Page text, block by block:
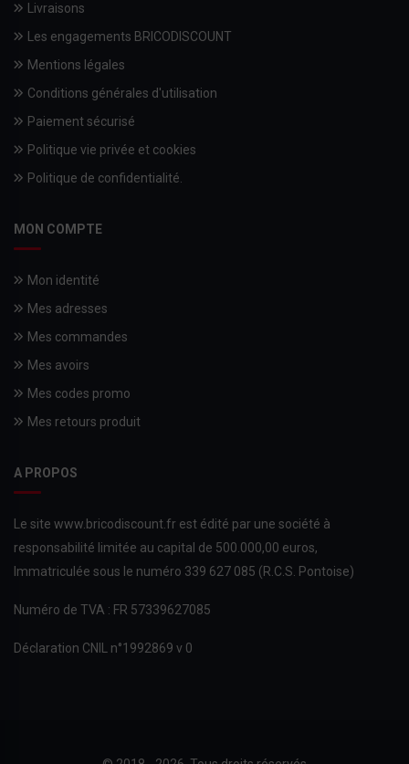
Livraisons
Les engagements BRICODISCOUNT
Mentions légales
Conditions générales d'utilisation
Paiement sécurisé
Politique vie privée et cookies
Politique de confidentialité.
MON COMPTE
Mon identité
Mes adresses
Mes commandes
Mes avoirs
Mes codes promo
Mes retours produit
A PROPOS
Le site www.bricodiscount.fr est édité par une société à
responsabilité limitée au capital de 500.000,00 euros,
Immatriculée sous le numéro 339 627 085 (R.C.S. Pontoise)
Numéro de TVA : FR 57339627085
Déclaration CNIL n°1992869 v 0